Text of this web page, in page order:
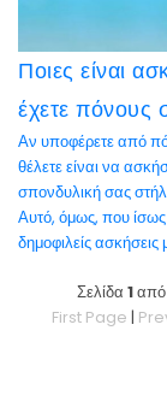
Ποιες είναι
έχετε πόνους
Αν υποφέρετε από
θέλετε είναι να
σπονδυλική σας
Αυτό, όμως, που ίσως
δημοφιλείς
Σελίδα 1από
First Page |